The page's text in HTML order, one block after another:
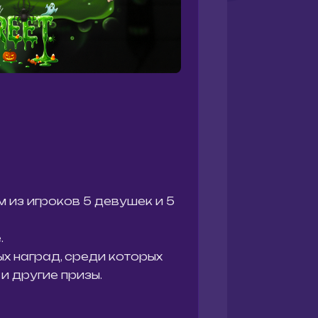
из игроков 5 девушек и 5
наград, среди которых
другие призы.